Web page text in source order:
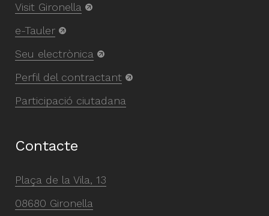
Visit Gironella
e-Tauler
Seu electrònica
Perfil del contractant
Participació ciutadana
Contacte
Plaça de la Vila, 13
08680 Gironella